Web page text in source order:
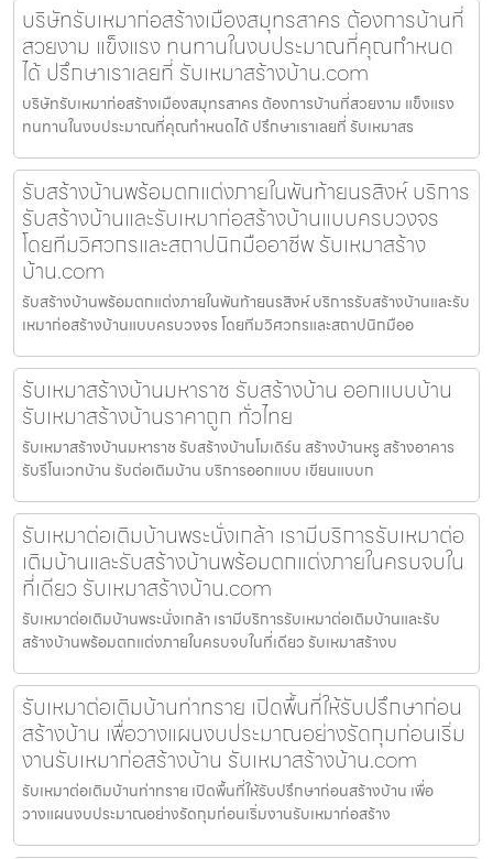
บริษัทรับเหมาก่อสร้างเมืองสมุทรสาคร ต้องการบ้านที่
สวยงาม แข็งแรง ทนทานในงบประมาณที่คุณกำหนด
ได้ ปรึกษาเราเลยที่ รับเหมาสร้างบ้าน.com
บริษัทรับเหมาก่อสร้างเมืองสมุทรสาคร ต้องการบ้านที่สวยงาม แข็งแรง
ทนทานในงบประมาณที่คุณกำหนดได้ ปรึกษาเราเลยที่ รับเหมาสร
รับสร้างบ้านพร้อมตกแต่งภายในพันท้ายนรสิงห์ บริการ
รับสร้างบ้านและรับเหมาก่อสร้างบ้านแบบครบวงจร
โดยทีมวิศวกรและสถาปนิกมืออาชีพ รับเหมาสร้าง
บ้าน.com
รับสร้างบ้านพร้อมตกแต่งภายในพันท้ายนรสิงห์ บริการรับสร้างบ้านและรับ
เหมาก่อสร้างบ้านแบบครบวงจร โดยทีมวิศวกรและสถาปนิกมืออ
รับเหมาสร้างบ้านมหาราช รับสร้างบ้าน ออกแบบบ้าน
รับเหมาสร้างบ้านราคาถูก ทั่วไทย
รับเหมาสร้างบ้านมหาราช รับสร้างบ้านโมเดิร์น สร้างบ้านหรู สร้างอาคาร
รับรีโนเวทบ้าน รับต่อเติมบ้าน บริการออกแบบ เขียนแบบก
รับเหมาต่อเติมบ้านพระนั่งเกล้า เรามีบริการรับเหมาต่อ
เติมบ้านและรับสร้างบ้านพร้อมตกแต่งภายในครบจบใน
ที่เดียว รับเหมาสร้างบ้าน.com
รับเหมาต่อเติมบ้านพระนั่งเกล้า เรามีบริการรับเหมาต่อเติมบ้านและรับ
สร้างบ้านพร้อมตกแต่งภายในครบจบในที่เดียว รับเหมาสร้างบ
รับเหมาต่อเติมบ้านท่าทราย เปิดพื้นที่ให้รับปรึกษาก่อน
สร้างบ้าน เพื่อวางแผนงบประมาณอย่างรัดกุมก่อนเริ่ม
งานรับเหมาก่อสร้างบ้าน รับเหมาสร้างบ้าน.com
รับเหมาต่อเติมบ้านท่าทราย เปิดพื้นที่ให้รับปรึกษาก่อนสร้างบ้าน เพื่อ
วางแผนงบประมาณอย่างรัดกุมก่อนเริ่มงานรับเหมาก่อสร้าง